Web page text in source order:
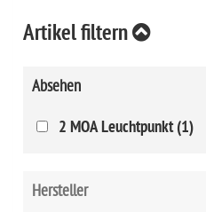
Artikel filtern
Absehen
2 MOA Leuchtpunkt (1)
Hersteller